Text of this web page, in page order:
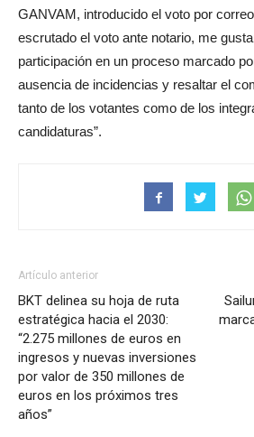
GANVAM, introducido el voto por
escrutado el voto ante notario, me
participación en un proceso marcado
ausencia de incidencias y resaltar el
tanto de los votantes como de los
candidaturas”.
Artículo anterior
BKT delinea su hoja de ruta
estratégica hacia el 2030:
“2.275 millones de euros en
ingresos y nuevas inversiones
por valor de 350 millones de
euros en los próximos tres
años”